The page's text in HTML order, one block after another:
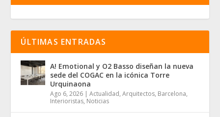
ÚLTIMAS ENTRADAS
A! Emotional y O2 Basso diseñan la nueva
sede del COGAC en la icónica Torre
Urquinaona
Ago 6, 2026 |Actualidad,Arquitectos, Barcelona,
Interioristas, Noticias